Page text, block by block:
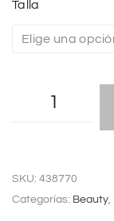
Talla
t
SKU: 438770
Categorías: Beauty,